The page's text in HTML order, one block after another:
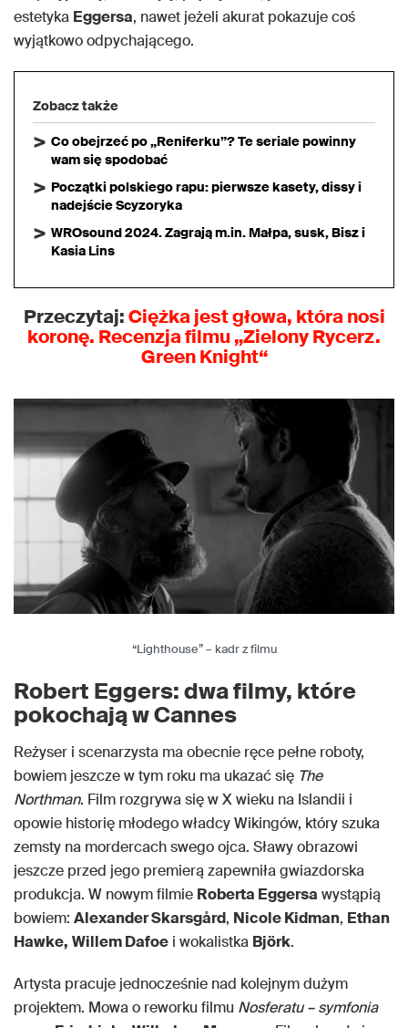
estetyka Eggersa, nawet jeżeli akurat pokazuje coś
wyjątkowo odpychającego.
Zobacz także
Co obejrzeć po „Reniferku”? Te seriale powinny
wam się spodobać
Początki polskiego rapu: pierwsze kasety, dissy i
nadejście Scyzoryka
WROsound 2024. Zagrają m.in. Małpa, susk, Bisz i
Kasia Lins
Przeczytaj:Ciężka jest głowa, która nosi
koronę. Recenzja filmu „Zielony Rycerz.
Green Knight“
“Lighthouse” – kadr z filmu
Robert Eggers: dwa filmy, które
pokochają w Cannes
Reżyser i scenarzysta ma obecnie ręce pełne roboty,
bowiem jeszcze w tym roku ma ukazać się The
Northman. Film rozgrywa się w X wieku na Islandii i
opowie historię młodego władcy Wikingów, który szuka
zemsty na mordercach swego ojca. Sławy obrazowi
jeszcze przed jego premierą zapewniła gwiazdorska
produkcja. W nowym filmie Roberta Eggersa wystąpią
bowiem: Alexander Skarsgård, Nicole Kidman, Ethan
Hawke, Willem Dafoe i wokalistka Björk.
Artysta pracuje jednocześnie nad kolejnym dużym
projektem. Mowa o reworku filmu Nosferatu – symfonia